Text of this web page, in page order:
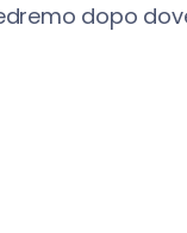
dopo